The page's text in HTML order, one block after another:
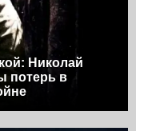
Николай
потерь в